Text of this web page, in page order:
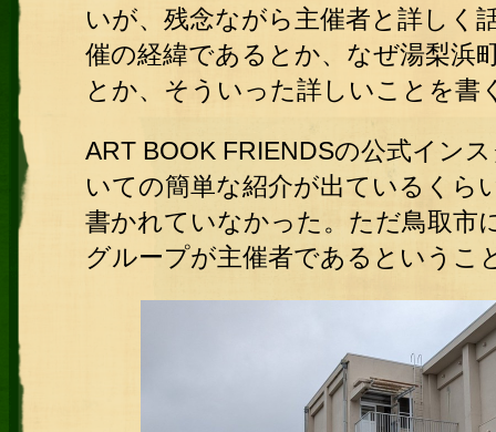
いが、残念ながら主催者と詳しく
催の経緯であるとか、なぜ湯梨浜
とか、そういった詳しいことを書
ART BOOK FRIENDSの公式イン
いての簡単な紹介が出ているくら
書かれていなかった。ただ鳥取市
グループが主催者であるというこ